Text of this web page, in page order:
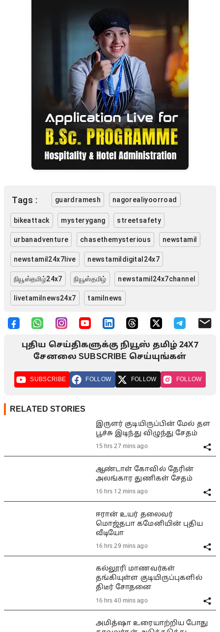
Tags : guardramesh nagorealiyoorroad
bikeattack mysterygang streetsafety
urbanadventure chasethemysterious newstamil
newstamil24x7live newstamildigital24x7
நியூஸ்தமிழ்24x7 நியூஸ்தமிழ் newstamil24x7channel
livetamilnews24x7 tamilnews
புதிய செய்திகளுக்கு நியூஸ் தமிழ் 24X7
சேனலை SUBSCRIBE செய்யுங்கள்
SUBSCRIBE FOLLOW FOLLOW FOLLOW
RELATED STORIES
இருளர் குடியிருப்பின் மேல் தள
பூச்சு இடிந்து விழுந்து சேதம்
15 hrs 27 mins ago
ஆண்டாள் கோவில் தேரின்
அலங்கார துணிகள் சேதம்
16 hrs 12 mins ago
ஈரான் உயர் தலைவர்
மொஜ்தபா கமேனியின் புதிய
வீடியோ
16 hrs 29 mins ago
கல்லூரி மாணவர்கள்
தங்கியுள்ள குடியிருப்புகளில்
திடீர் சோதனை
16 hrs 40 mins ago
அமித்ஷா உரையாற்றிய போது